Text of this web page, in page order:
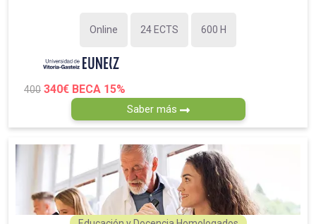
Online 24 ECTS 600 H
400 340€ BECA 15%
Saber más